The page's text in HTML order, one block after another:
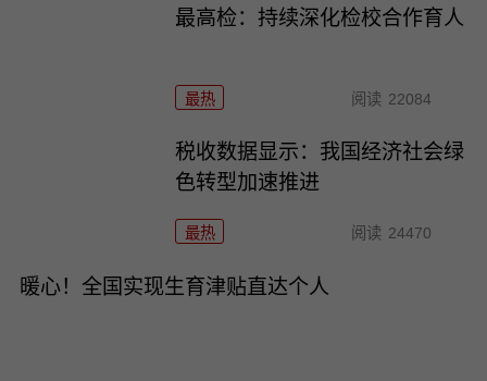
最高检：持续深化检校合作育人
最热 阅读 22084
税收数据显示：我国经济社会绿
色转型加速推进
最热 阅读 24470
暖心！全国实现生育津贴直达个人